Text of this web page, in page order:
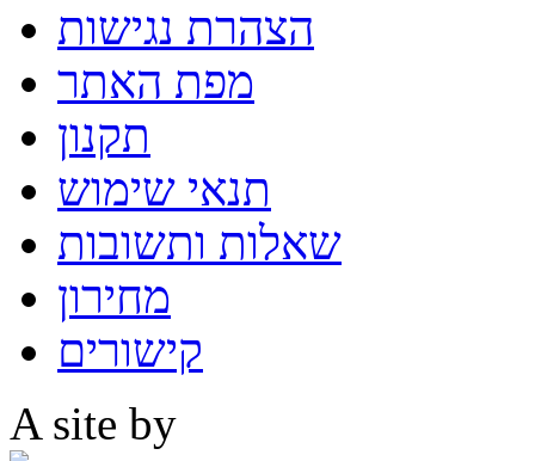
הצהרת נגישות
מפת האתר
תקנון
תנאי שימוש
שאלות ותשובות
מחירון
קישורים
A site by